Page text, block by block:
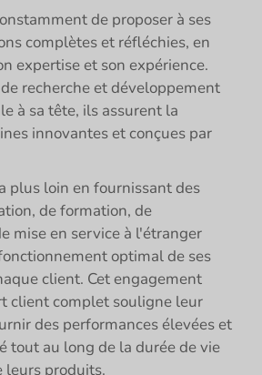
de proposer à ses
complètes et réfléchies, en
expertise et son expérience.
recherche et développement
à sa tête, ils assurent la
innovantes et conçues par
plus loin en fournissant des
de formation, de
mise en service à l'étranger
optimal de ses
client. Cet engagement
client complet souligne leur
des performances élevées et
tout au long de la durée de vie
leurs produits.